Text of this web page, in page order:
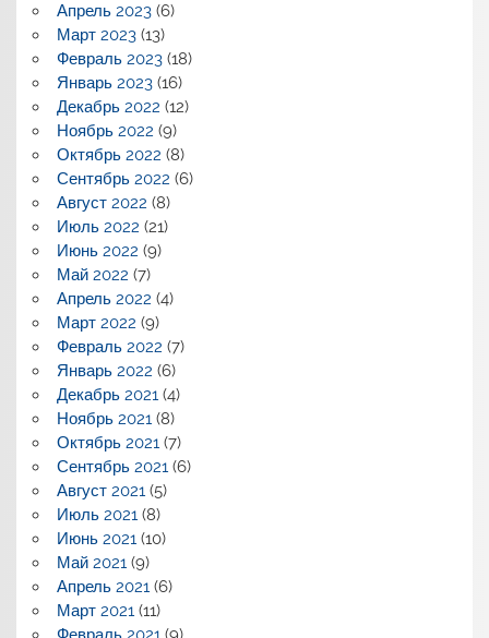
Апрель 2023(6)
Март 2023(13)
Февраль 2023(18)
Январь 2023(16)
Декабрь 2022 (12)
Ноябрь 2022 (9)
Октябрь 2022 (8)
Сентябрь 2022 (6)
Август 2022 (8)
Июль 2022 (21)
Июнь 2022 (9)
Май 2022 (7)
Апрель 2022 (4)
Март 2022 (9)
Февраль 2022 (7)
Январь 2022 (6)
Декабрь 2021(4)
Ноябрь 2021(8)
Октябрь 2021(7)
Сентябрь 2021(6)
Август 2021(5)
Июль 2021(8)
Июнь 2021(10)
Май 2021(9)
Апрель 2021(6)
Март 2021(11)